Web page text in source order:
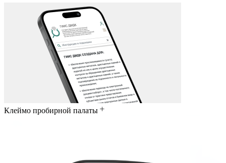
Клеймо пробирной палаты